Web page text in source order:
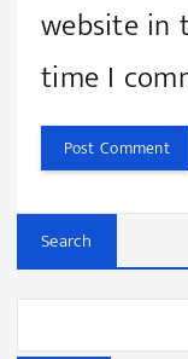
website in
time I
Search